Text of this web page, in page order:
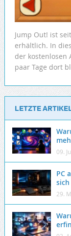
Jump Out! ist
erhältlich. In
der kostenlosen
paar Tage dort
LETZTE
09.
PC
29.